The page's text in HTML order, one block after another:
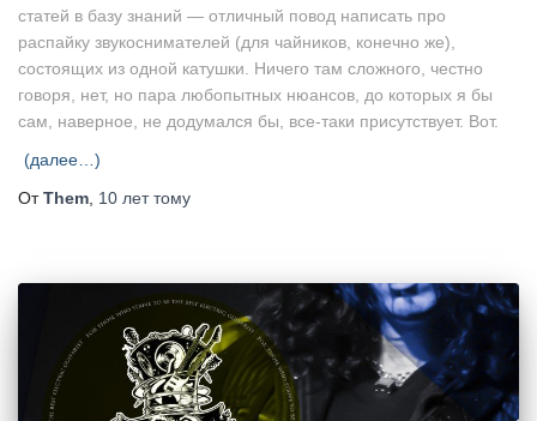
статей в базу знаний — отличный повод написать про
распайку звукоснимателей (для чайников, конечно же),
состоящих из одной катушки. Ничего там сложного, честно
говоря, нет, но пара любопытных нюансов, до которых я бы
сам, наверное, не додумался бы, все-таки присутствует. Вот.
(далее…)
ОтThem 10 леттому